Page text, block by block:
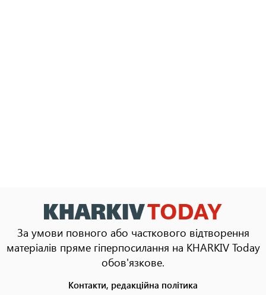
За умови повного або часткового відтворення
матеріалів пряме гіперпосилання на KHARKIV Today
обов'язкове.
Контакти, редакційна політика